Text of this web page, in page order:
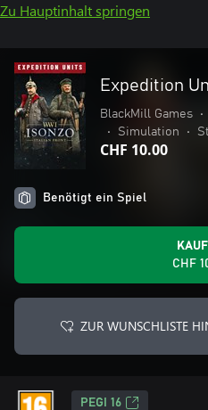
Zu Hauptinhalt springen
Expedition
BlackMill Games •
•
Simulation •
CHF 10.00
Benötigt ein Spiel
CHF
ZUR WUNSCHLISTE
PEGI 16